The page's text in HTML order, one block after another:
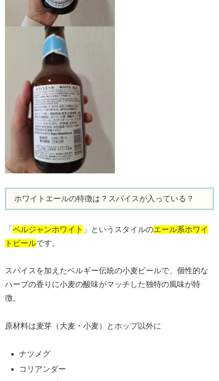
ホワイトエールの特徴は？スパイスが入っている？
「 ベルジャンホワイト 」というスタイルのエール系ホワイ
トビールです。
スパイスを加えたベルギー伝統の小麦ビールで、個性的な
ハーブの香りに小麦の酸味がマッチした独特の風味が特
徴。
原材料は麦芽（大麦・小麦）とホップ以外に
ナツメグ
コリアンダー